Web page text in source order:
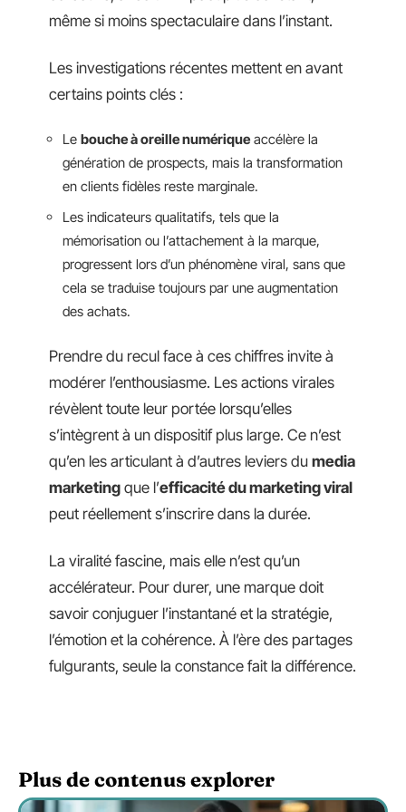
même si moins spectaculaire dans l’instant.
Les investigations récentes mettent en avant
certains points clés :
Le bouche à oreille numérique accélère la
génération de prospects, mais la transformation
en clients fidèles reste marginale.
Les indicateurs qualitatifs, tels que la
mémorisation ou l’attachement à la marque,
progressent lors d’un phénomène viral, sans que
cela se traduise toujours par une augmentation
des achats.
Prendre du recul face à ces chiffres invite à
modérer l’enthousiasme. Les actions virales
révèlent toute leur portée lorsqu’elles
s’intègrent à un dispositif plus large. Ce n’est
qu’en les articulant à d’autres leviers du media
marketing que l’efficacité du marketing viral
peut réellement s’inscrire dans la durée.
La viralité fascine, mais elle n’est qu’un
accélérateur. Pour durer, une marque doit
savoir conjuguer l’instantané et la stratégie,
l’émotion et la cohérence. À l’ère des partages
fulgurants, seule la constance fait la différence.
Plus de contenus explorer